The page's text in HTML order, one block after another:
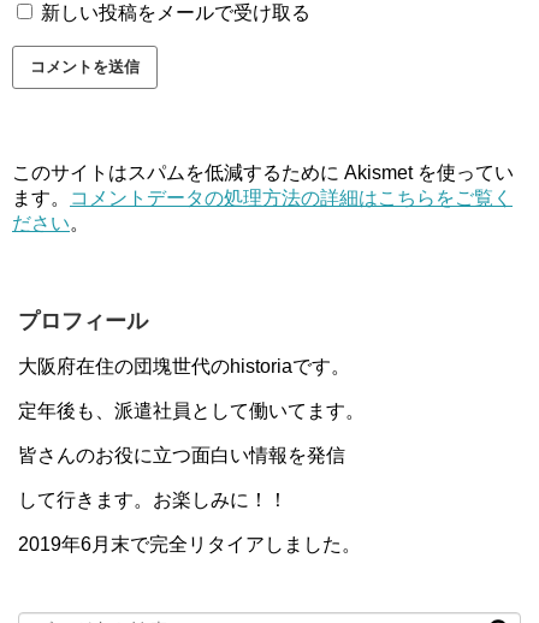
新しい投稿をメールで受け取る
このサイトはスパムを低減するために Akismet を使ってい
ます。
コメントデータの処理方法の詳細はこちらをご覧く
ださい。
プロフィール
大阪府在住の団塊世代のhistoriaです。
定年後も、派遣社員として働いてます。
皆さんのお役に立つ面白い情報を発信
して行きます。お楽しみに！！
2019年6月末で完全リタイアしました。